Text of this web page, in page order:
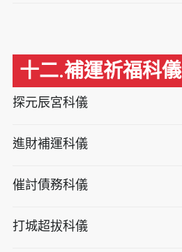
十二.補運祈福科儀
探元辰宮科儀
進財補運科儀
催討債務科儀
打城超拔科儀